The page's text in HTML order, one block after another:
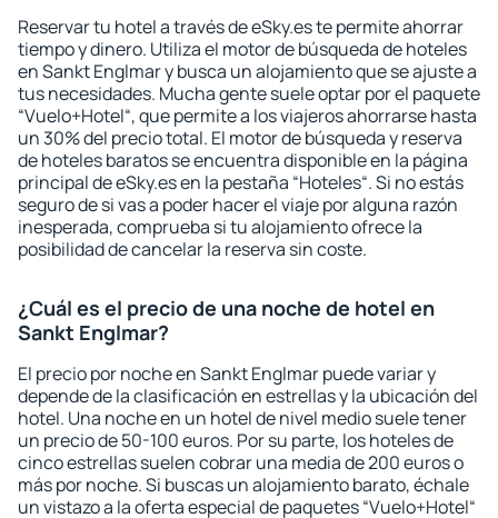
Reservar tu hotel a través de eSky.es te permite ahorrar
tiempo y dinero. Utiliza el motor de búsqueda de hoteles
en Sankt Englmar y busca un alojamiento que se ajuste a
tus necesidades. Mucha gente suele optar por el paquete
“Vuelo+Hotel“, que permite a los viajeros ahorrarse hasta
un 30% del precio total. El motor de búsqueda y reserva
de hoteles baratos se encuentra disponible en la página
principal de eSky.es en la pestaña “Hoteles“. Si no estás
seguro de si vas a poder hacer el viaje por alguna razón
inesperada, comprueba si tu alojamiento ofrece la
posibilidad de cancelar la reserva sin coste.
¿Cuál es el precio de una noche de hotel en
Sankt Englmar?
El precio por noche en Sankt Englmar puede variar y
depende de la clasificación en estrellas y la ubicación del
hotel. Una noche en un hotel de nivel medio suele tener
un precio de 50-100 euros. Por su parte, los hoteles de
cinco estrellas suelen cobrar una media de 200 euros o
más por noche. Si buscas un alojamiento barato, échale
un vistazo a la oferta especial de paquetes “Vuelo+Hotel“